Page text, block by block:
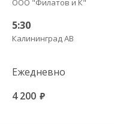
ООО "Филатов и К"
5:30
Калининград АВ
Ежедневно
4 200 руб.